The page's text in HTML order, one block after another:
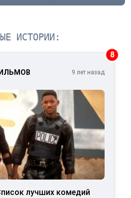
ИСТОРИИ:
8
9 лет назад
лучших комедий